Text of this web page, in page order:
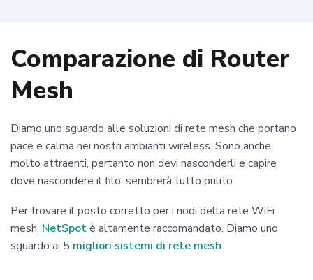
Comparazione di Router
Mesh
Diamo uno sguardo alle soluzioni di rete mesh che portano
pace e calma nei nostri ambianti wireless. Sono anche
molto attraenti, pertanto non devi nasconderli e capire
dove nascondere il filo, sembrerà tutto pulito.
Per trovare il posto corretto per i nodi della rete WiFi
mesh, NetSpotè altamente raccomandato. Diamo uno
sguardo ai 5 migliori sistemi di rete mesh.